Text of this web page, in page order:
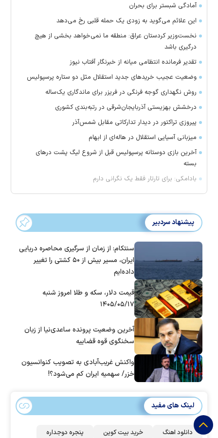
آمادگی شبستر برای بحران
این علائم می‌گوید به زودی یک حمله قلبی رخ می‌دهد
نخست‌وزیر کردستان عراق: منطقه ما نمی‌خواهد بخشی از هیچ
درگیری باشد
تقدیر فرمانده انتظامی میانه از خبرنگار آفتاب نیوز
وضعیت عجیب خرید‌های جدید استقلال مثل دو ستاره پرسپولیس
روش نگهداری گوجه فرنگی در فریزر برای ماندگاری یک‌ساله
درخشش بهزیستی آذربایجان‌شرقی در رتبه‌بندی کشوری
پیروزی تراکتور در دیدار تدارکاتی مقابل شمس‌آذر
میزبانی آسیایی استقلال در هاله‌ای از ابهام
آخرین بازی دوستانه پرسپولیس قبل از شروع لیگ پشت در‌های
بسته
بادامکی: برای تارتار فقط یک نگرانی دارم
پیشنهاد سردبیر
سنتکام: از زمان از سرگیری محاصره دریایی
ایران، مسیر بیش از ۵۰ کشتی را تغییر
داده‌ایم
قیمت دلار، سکه و طلا امروز شنبه
۱۴۰۵/۰۵/۱۷
آخرین وضعیت پرونده ساعدی‌نیا از زبان
سخنگوی قوه قضاییه
واکنش غریب‌آبادی به تصویب کنوانسیون
خزر/ سهمیه ایران کم می‌شود؟!
لینک های مفید
دانلود اهنگ خرید بیت کوین پنجره دوجداره